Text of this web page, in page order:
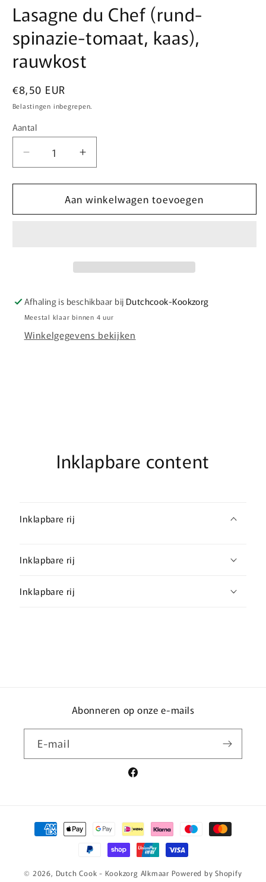
openen
in
Lasagne du Chef (rund-
spinazie-tomaat, kaas),
rauwkost
Normale
prijs
€8,50 EUR
Belastingen inbegrepen.
Aantal
Aantal
Aantal
verlagen
voor
Lasagne
du
Aantal
verhogen
voor
Lasagne
du
Aan winkelwagen toevoegen
Afhaling is beschikbaar bij Dutchcook-Kookzorg
Meestal klaar binnen 4 uur
Winkelgegevens bekijken
Inklapbare content
Inklapbare rij
Inklapbare rij
Inklapbare rij
Abonneren op onze e-mails
E‑mail
Facebook
Betaalmethoden
© 2026, Dutch Cook - Kookzorg Alkmaar Powered by Shopify